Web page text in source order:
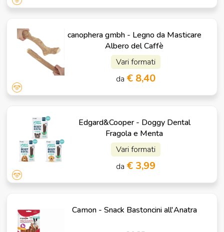
canophera gmbh - Legno da Masticare
Albero del Caffè
Vari formati
da € 8,40
Edgard&Cooper - Doggy Dental
Fragola e Menta
Vari formati
da € 3,99
Camon - Snack Bastoncini all'Anatra